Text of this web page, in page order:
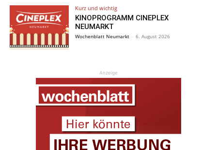
Kurz und wichtig
KINOPROGRAMM CINEPLEX
NEUMARKT
Wochenblatt Neumarkt - 6. August 2026
Anzeige